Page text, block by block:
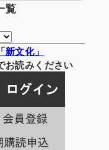
覧
新文化」
お読みください